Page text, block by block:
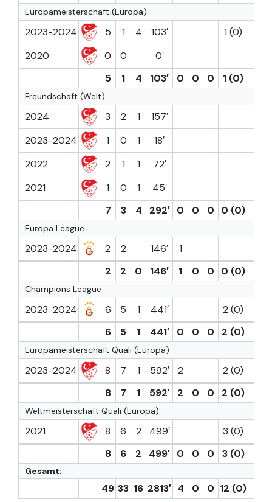
Europameisterschaft (Europa)
2023-2024 5 1 4 103′
1 (0)
2020
0 0
0′
5
1 4 103′ 0 0 0 1 (0)
Freundschaft (Welt)
2024 3 2 1
157′
2023-2024
1 0 1
18′
2022
2 1 1
72′
2021
1 0 1
45′
7
3 4 292′ 0 0 0 0 (0)
Europa League
2023-2024 2 2 146′
1
2
2 0 146′ 1 0 0 0 (0)
Champions League
2023-2024 6 5 1 441′
2 (0)
6
5 1 441′ 0 0 0 2 (0)
Europameisterschaft Quali (Europa)
2023-2024 8 7 1 592′ 2
2 (0)
8
7 1 592′ 2 0 0 2 (0)
Weltmeisterschaft Quali (Europa)
2021 8 6 2 499′
3 (0)
8
6 2 499′ 0 0 0 3 (0)
Gesamt:
49 33 16 2813′ 4 0 0 12 (0)